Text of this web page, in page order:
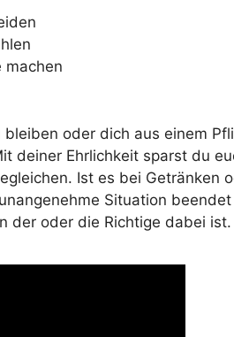
machen
oder dich aus einem
deiner Ehrlichkeit sparst du
Ist es bei Getränken
Situation
der oder die Richtige dabei ist.